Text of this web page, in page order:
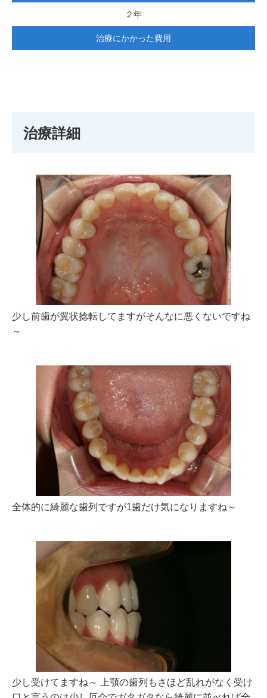
２年
治療にかかった費用
治療詳細
少し前歯が翼状捻転してますがそんなに悪くないですね
～
全体的に綺麗な歯列ですが1歯だけ気になりますね～
少し受けてますね～ 上顎の歯列もさほど乱れがなく受け